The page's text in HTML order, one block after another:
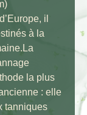
il
à la
la plus
: elle
tanniques